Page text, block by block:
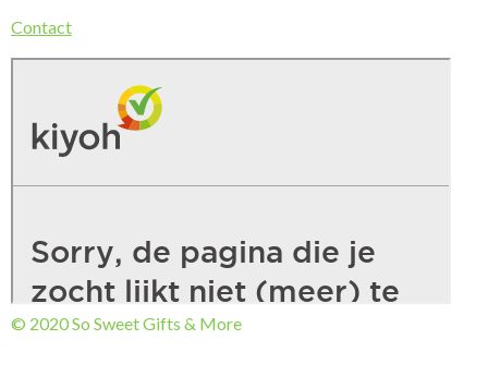
Contact
© 2020 So Sweet Gifts & More